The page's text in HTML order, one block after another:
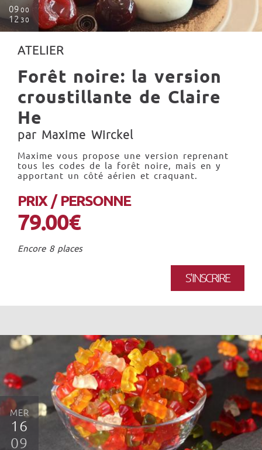
09 00
12 30
ATELIER
Forêt noire: la version
croustillante de Claire
He
par Maxime Wirckel
Maxime vous propose une version reprenant
tous les codes de la forêt noire, mais en y
apportant un côté aérien et craquant.
PRIX / PERSONNE
79.00€
Encore 8 places
S'INSCRIRE
MER
16
09